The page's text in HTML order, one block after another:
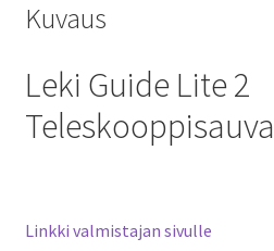
Kuvaus
Leki Guide Lite 2
Teleskooppisauva
Linkki valmistajan sivulle